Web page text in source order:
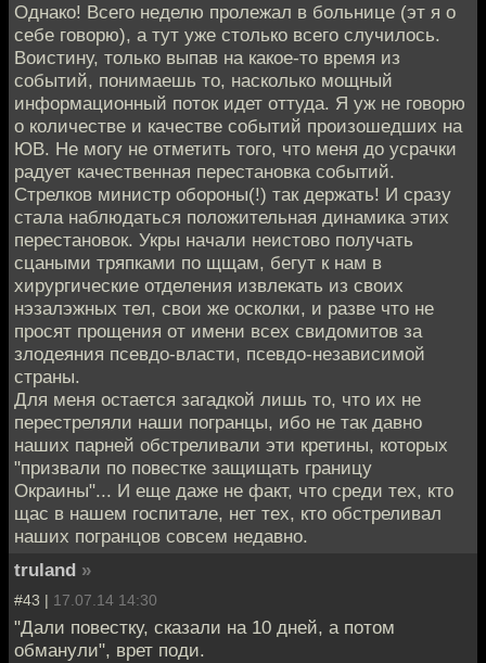
Однако! Всего неделю пролежал в больнице (эт я о
себе говорю), а тут уже столько всего случилось.
Воистину, только выпав на какое-то время из
событий, понимаешь то, насколько мощный
информационный поток идет оттуда. Я уж не говорю
о количестве и качестве событий произошедших на
ЮВ. Не могу не отметить того, что меня до усрачки
радует качественная перестановка событий.
Стрелков министр обороны(!) так держать! И сразу
стала наблюдаться положительная динамика этих
перестановок. Укры начали неистово получать
сцаными тряпками по щщам, бегут к нам в
хирургические отделения извлекать из своих
нэзалэжных тел, свои же осколки, и разве что не
просят прощения от имени всех свидомитов за
злодеяния псевдо-власти, псевдо-независимой
страны.
Для меня остается загадкой лишь то, что их не
перестреляли наши погранцы, ибо не так давно
наших парней обстреливали эти кретины, которых
"призвали по повестке защищать границу
Окраины"... И еще даже не факт, что среди тех, кто
щас в нашем госпитале, нет тех, кто обстреливал
наших погранцов совсем недавно.
truland »
#43 | 17.07.14 14:30
"Дали повестку, сказали на 10 дней, а потом
обманули", врет поди.